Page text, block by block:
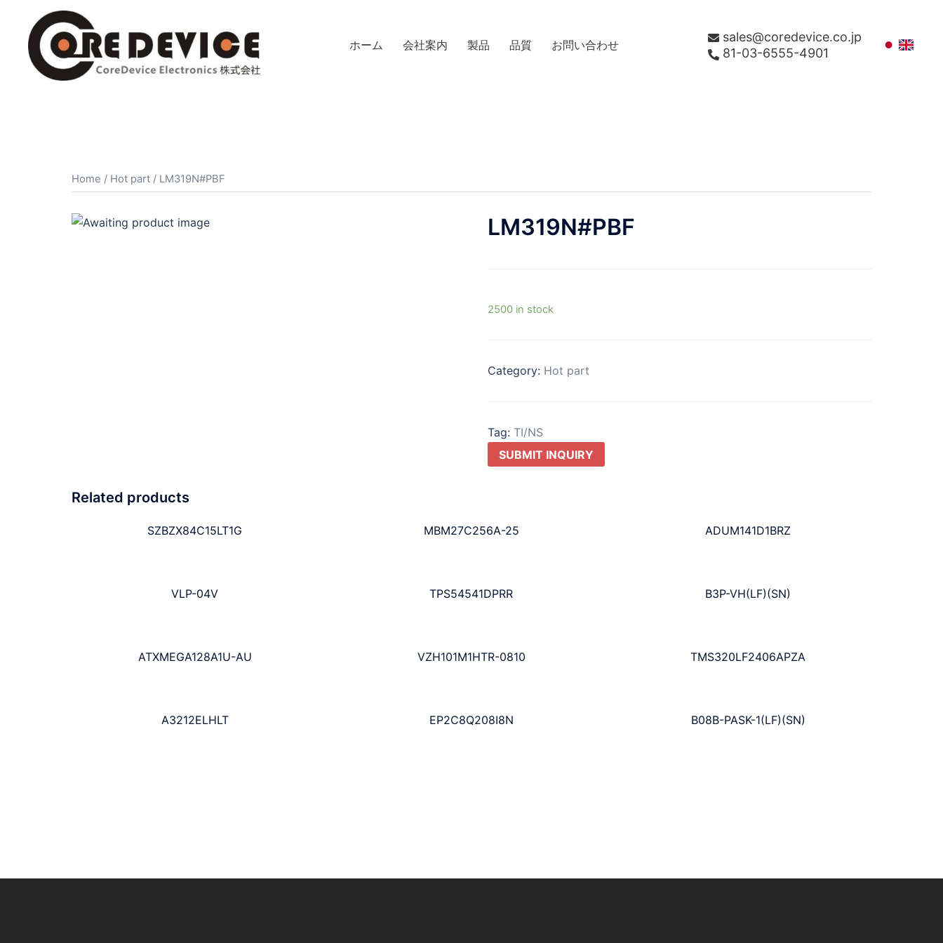
ホーム 会社案内 製品 品質 お問い合わせ
sales@coredevice.co.jp
81-03-6555-4901
Home / Hot part / LM319N#PBF
LM319N#PBF
2500 in stock
Category: Hot part
Tag: TI/NS
SUBMIT INQUIRY
Related products
SZBZX84C15LT1G MBM27C256A-25 ADUM141D1BRZ
VLP-04V TPS54541DPRR B3P-VH(LF)(SN)
ATXMEGA128A1U-AU VZH101M1HTR-0810 TMS320LF2406APZA
A3212ELHLT EP2C8Q208I8N B08B-PASK-1(LF)(SN)